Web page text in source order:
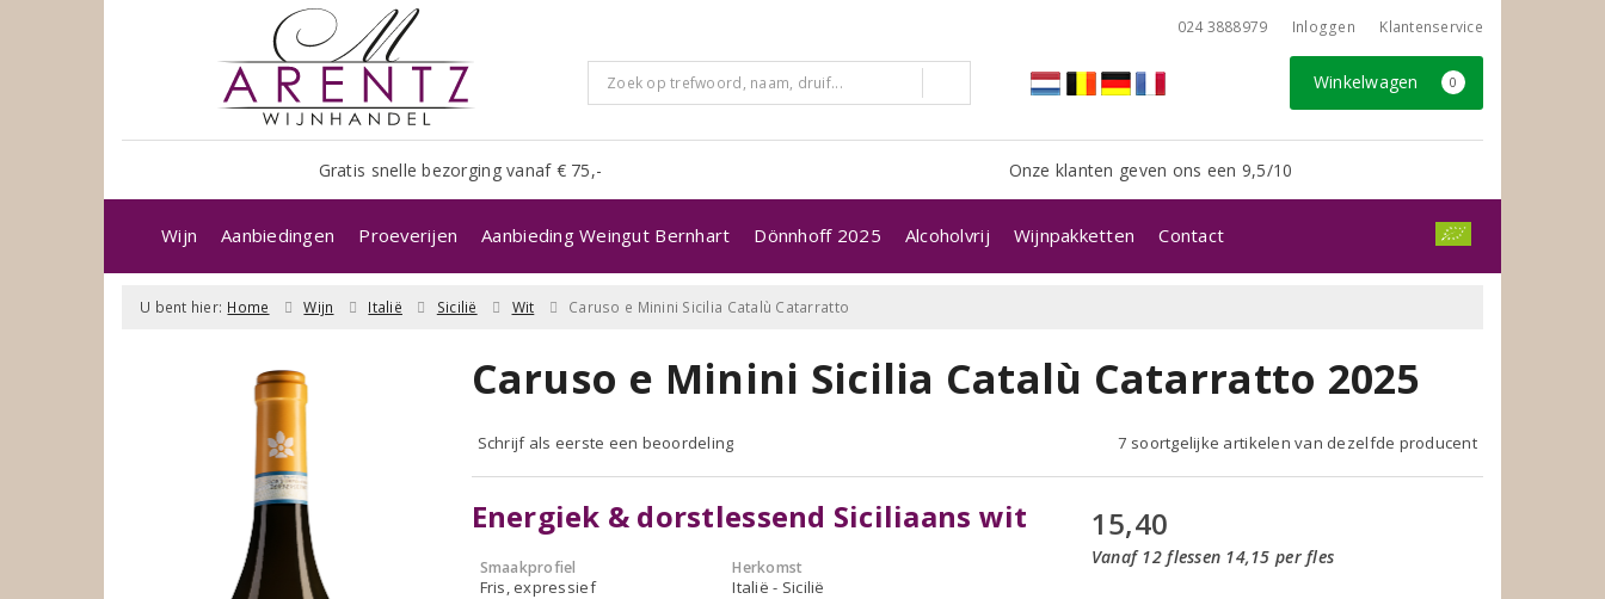
024 3888979 Inloggen Klantenservice
Winkelwagen 0
Gratis snelle bezorging vanaf € 75,- Onze klanten geven ons een 9,5/10
Wijn Aanbiedingen Proeverijen Aanbieding Weingut Bernhart Dönnhoff 2025 Alcoholvrij Wijnpakketten Contact
U bent hier: Home Wijn Italië Sicilië Wit Caruso e Minini Sicilia Catalù Catarratto
Caruso e Minini Sicilia Catalù Catarratto 2025
Schrijf als eerste een beoordeling 7 soortgelijke artikelen van dezelfde producent
Energiek & dorstlessend Siciliaans wit
Smaakprofiel
Fris, expressief
Herkomst
Italië - Sicilië
15,40
Vanaf 12 flessen 14,15 per fles